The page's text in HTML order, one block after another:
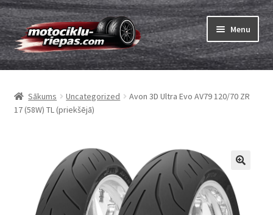
Skip
to
navigation
Skip
to
content
Menu
Riepas
Expand
menu
Kameras
Expand
Viss par riepām
Expand
Sākums Uncategorized
Avon 3D Ultra Evo AV79 120/70 ZR
17 (58W) TL (priekšējā)